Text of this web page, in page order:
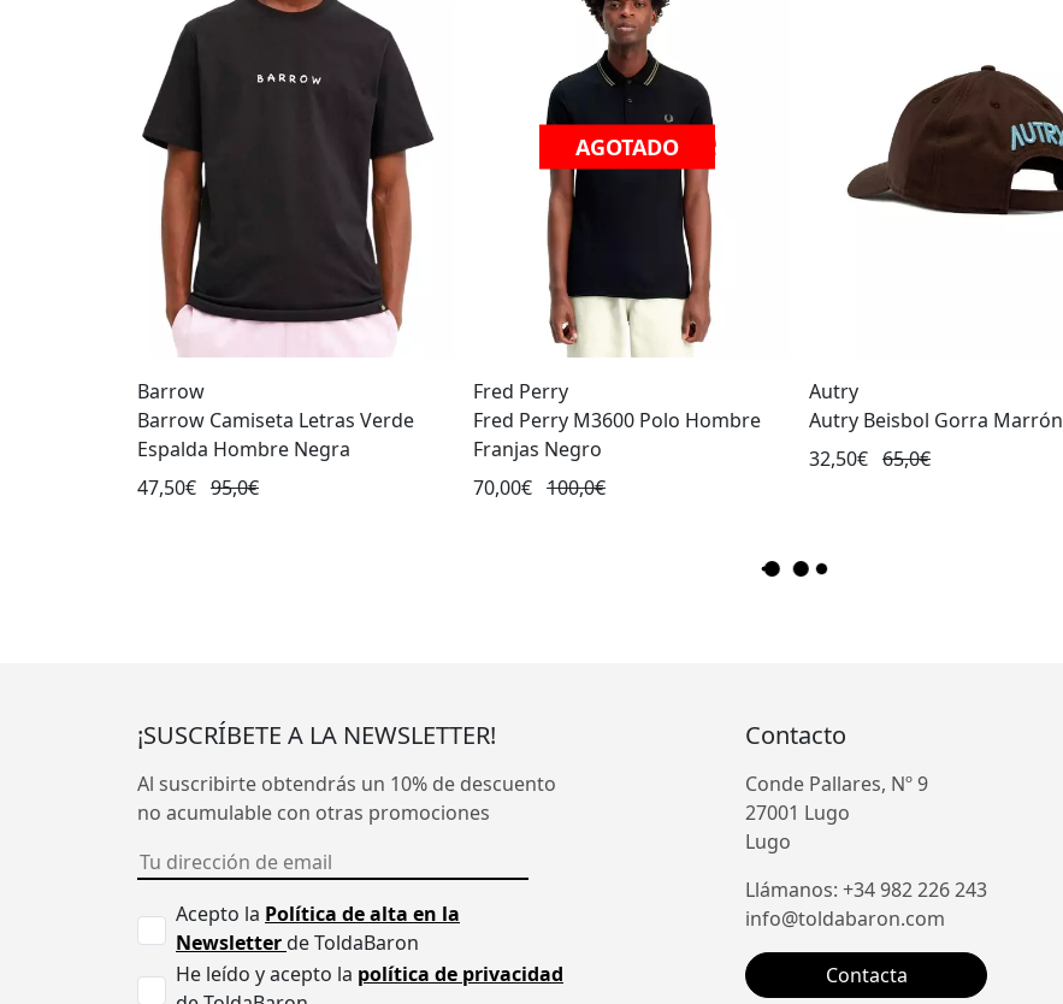
Barrow
Barrow Camiseta Letras Verde
Espalda Hombre Negra
47,50€ 95,0€
AGOTADO
Fred Perry
Fred Perry M3600 Polo Hombre
Franjas Negro
70,00€ 100,0€
Autry
Autry Beisbol Gorra Marrón
32,50€ 65,0€
¡SUSCRÍBETE A LA NEWSLETTER!
Al suscribirte obtendrás un 10% de descuento
no acumulable con otras promociones
Acepto la Política de alta en la
Newsletterde ToldaBaron
He leído y acepto la política de privacidad
Contacto
Conde Pallares, Nº 9
27001 Lugo
Lugo
Llámanos: +34 982 226 243
info@toldabaron.com
Contacta